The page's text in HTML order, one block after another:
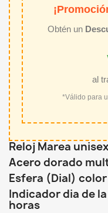
Obtén un
al
*Válido para
Reloj Marea
Acero dorado
Esfera (Dial)
Indicador dia de
horas